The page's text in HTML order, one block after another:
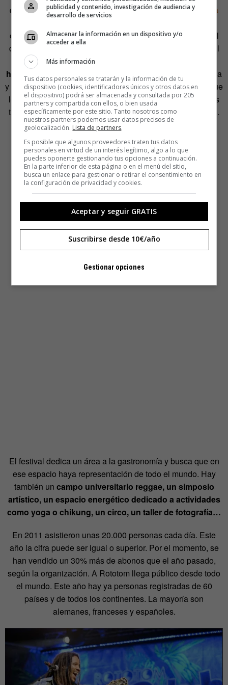
debateAntonio Escohotado, Juanlu Sánchez, Rosa María
organización busca en todos ellos voces que no repiten el
discurso predominante en los medios de comunicación. El
objetivo no es solo que vengan outsiders.
haya voces que normalmente no se escuchan.
Palestina
y el Sáhara, por ejemplo, siempre están en el festival porque
los medios a veces se olvidan de ellos. También incluimos
todos los años el debate sobre la legislación del cannabis.
El festival dedica un área a la gastronomía y busca que en
ese espacio haya representación de todo el mundo. Hay
también un campo universitario reggae, un simposio
artístico, un espacio energético dedicado a actividades
como yoga o chikung, un circo, un taller de fotografía…
En 2011 asistieron unas 20.000 personas cada día. Este
año la cifra puede ser igual o superior. Por el momento, se
han vendido un 30% más de abonos que el año pasado,
según la organización. A Rototom llega público desde todo
el mundo. Este año hay ya personas registradas de 60
países y de todos los continentes. La mayoría son
alemanes, franceses y españoles.
publicidad y contenido, investigación de audiencia y
desarrollo de servicios
Almacenar la información en un dispositivo y/o
acceder a ella
Más información
Tus datos personales se tratarán y la información de tu
dispositivo (cookies, identificadores únicos y otros datos en
el dispositivo) podrá ser almacenada y consultada por 205
partners y compartida con ellos, o bien usada
específicamente por este sitio. Tanto nosotros como
nuestros partners podemos usar datos precisos de
geolocalización. Lista de partners.
Es posible que algunos proveedores traten tus datos
personales en virtud de un interés legítimo, algo a lo que
puedes oponerte gestionando tus opciones a continuación.
En la parte inferior de esta página o en el menú del sitio,
busca un enlace para gestionar o retirar el consentimiento en
la configuración de privacidad y cookies.
Aceptar y seguir GRATIS
Suscribirse desde 10€/año
Gestionar opciones